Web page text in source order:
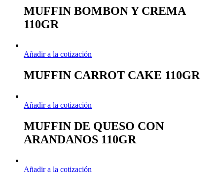
MUFFIN BOMBON Y CREMA
110GR
Añadir a la cotización
MUFFIN CARROT CAKE 110GR
Añadir a la cotización
MUFFIN DE QUESO CON
ARANDANOS 110GR
Añadir a la cotización